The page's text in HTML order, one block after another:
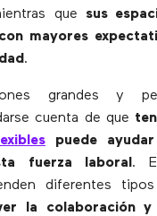
que sus
mayores
.
grandes y
cuenta de que
puede
fuerza laboral .
diferentes
la colaboración y